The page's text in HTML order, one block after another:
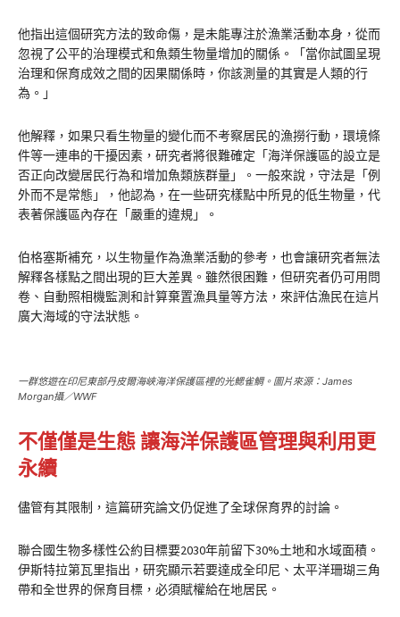
他指出這個研究方法的致命傷，是未能專注於漁業活動本身，從而
忽視了公平的治理模式和魚類生物量增加的關係。「當你試圖呈現
治理和保育成效之間的因果關係時，你該測量的其實是人類的行
為。」
他解釋，如果只看生物量的變化而不考察居民的漁撈行動，環境條
件等一連串的干擾因素，研究者將很難確定「海洋保護區的設立是
否正向改變居民行為和增加魚類族群量」。一般來說，守法是「例
外而不是常態」，他認為，在一些研究樣點中所見的低生物量，代
表著保護區內存在「嚴重的違規」。
伯格塞斯補充，以生物量作為漁業活動的參考，也會讓研究者無法
解釋各樣點之間出現的巨大差異。雖然很困難，但研究者仍可用問
卷、自動照相機監測和計算棄置漁具量等方法，來評估漁民在這片
廣大海域的守法狀態。
一群悠遊在印尼東部丹皮爾海峽海洋保護區裡的光鰓雀鯛。圖片來源：James
Morgan攝／WWF
不僅僅是生態 讓海洋保護區管理與利用更
永續
儘管有其限制，這篇研究論文仍促進了全球保育界的討論。
聯合國生物多樣性公約目標要2030年前留下30%土地和水域面積。
伊斯特拉第瓦里指出，研究顯示若要達成全印尼、太平洋珊瑚三角
帶和全世界的保育目標，必須賦權給在地居民。